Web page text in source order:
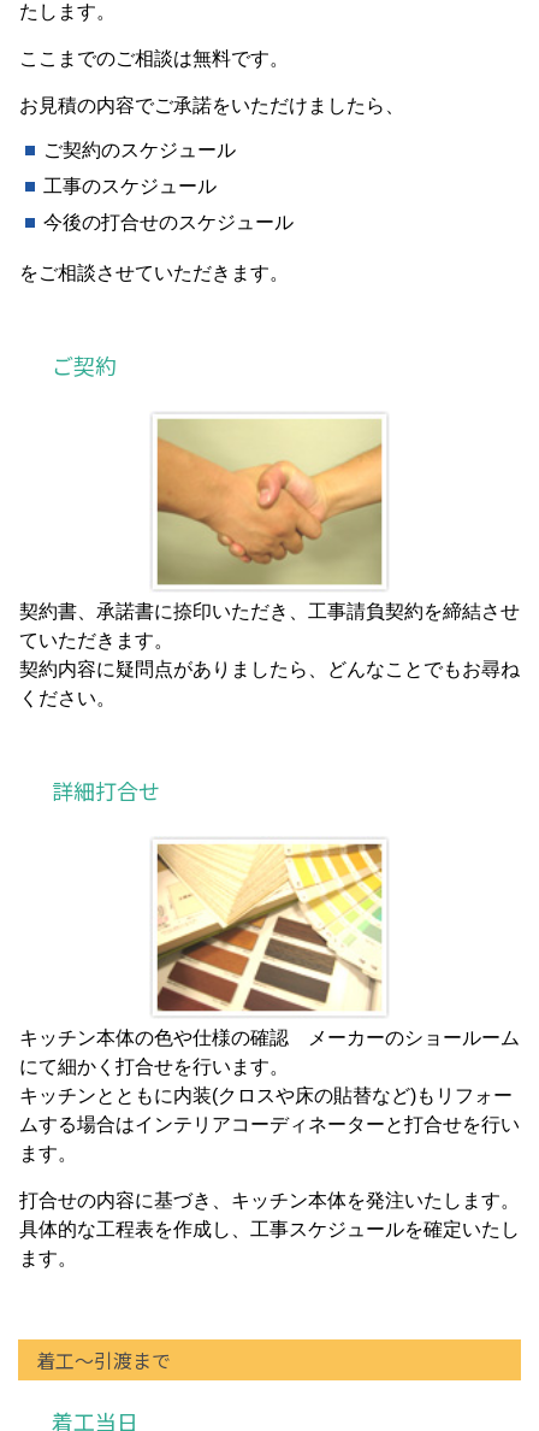
たします。
ここまでのご相談は無料です。
お見積の内容でご承諾をいただけましたら、
ご契約のスケジュール
工事のスケジュール
今後の打合せのスケジュール
をご相談させていただきます。
ご契約
契約書、承諾書に捺印いただき、工事請負契約を締結させ
ていただきます。
契約内容に疑問点がありましたら、どんなことでもお尋ね
ください。
詳細打合せ
キッチン本体の色や仕様の確認 メーカーのショールーム
にて細かく打合せを行います。
キッチンとともに内装(クロスや床の貼替など)もリフォー
ムする場合はインテリアコーディネーターと打合せを行い
ます。
打合せの内容に基づき、キッチン本体を発注いたします。
具体的な工程表を作成し、工事スケジュールを確定いたし
ます。
着工～引渡まで
着工当日